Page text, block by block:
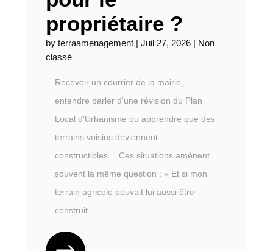
propriétaire ?
by terraamenagement| Juil 27, 2026| Non
classé
Recevoir un courrier de la mairie,
entendre parler d'une révision du Plan
Local d'Urbanisme ou apprendre que des
terrains voisins deviennent
constructibles… Ces situations amènent
souvent la même question : « Et si mon
terrain agricole pouvait lui aussi être
construit...